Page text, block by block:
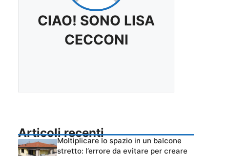
CIAO! SONO LISA
CECCONI
Articoli recenti
Moltiplicare lo spazio in un balcone
stretto: l’errore da evitare per creare